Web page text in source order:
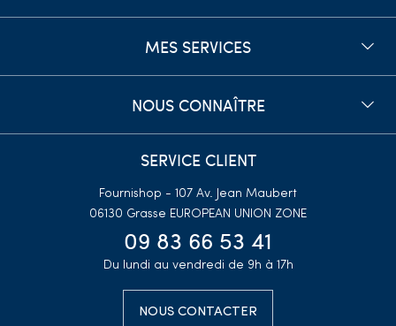
MES SERVICES
NOUS CONNAÎTRE
SERVICE CLIENT
Fournishop - 107 Av. Jean Maubert
06130 Grasse EUROPEAN UNION ZONE
09 83 66 53 41
Du lundi au vendredi de 9h à 17h
NOUS CONTACTER